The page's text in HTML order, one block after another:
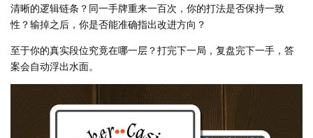
清晰的逻辑链条？同一手牌重来一百次，你的打法是否保持一致
性？输掉之后，你是否能准确指出改进方向？
至于你的真实段位究竟在哪一层？打完下一局，复盘完下一手，答
案会自动浮出水面。